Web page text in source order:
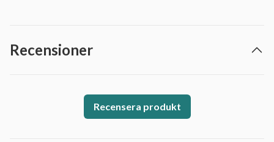
Recensioner
Recensera produkt